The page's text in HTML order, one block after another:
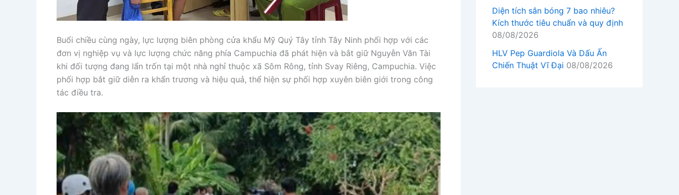
Buổi chiều cùng ngày, lực lượng biên phòng cửa khẩu Mỹ Quý Tây tỉnh Tây Ninh phối hợp với các
đơn vị nghiệp vụ và lực lượng chức năng phía Campuchia đã phát hiện và bắt giữ Nguyễn Văn Tài
khi đối tượng đang lẩn trốn tại một nhà nghỉ thuộc xã Sôm Rông, tỉnh Svay Riêng, Campuchia. Việc
phối hợp bắt giữ diễn ra khẩn trương và hiệu quả, thể hiện sự phối hợp xuyên biên giới trong công
tác điều tra.
Diện tích sân bóng 7 bao nhiêu?
Kích thước tiêu chuẩn và quy định
08/08/2026
HLV Pep Guardiola Và Dấu Ấn
Chiến Thuật Vĩ Đại 08/08/2026